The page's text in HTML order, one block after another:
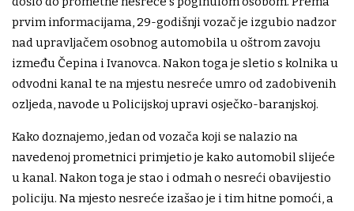
prvim informacijama, 29-godišnji vozač je izgubio nadzor
nad upravljačem osobnog automobila u oštrom zavoju
između Čepina i Ivanovca. Nakon toga je sletio s kolnika u
odvodni kanal te na mjestu nesreće umro od zadobivenih
ozljeda, navode u Policijskoj upravi osječko-baranjskoj.
Kako doznajemo, jedan od vozača koji se nalazio na
navedenoj prometnici primjetio je kako automobil slijeće
u kanal. Nakon toga je stao i odmah o nesreći obavijestio
policiju. Na mjesto nesreće izašao je i tim hitne pomoći, a